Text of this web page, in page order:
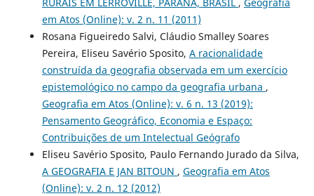
em Atos (Online): v. 2 n. 11 (2011)
Rosana Figueiredo Salvi, Cláudio Smalley Soares
Pereira, Eliseu Savério Sposito, A racionalidade
construída da geografia observada em um exercício
epistemológico no campo da geografia urbana ,
Geografia em Atos (Online): v. 6 n. 13 (2019):
Pensamento Geográfico, Economia e Espaço:
Contribuições de um Intelectual Geógrafo
Eliseu Savério Sposito, Paulo Fernando Jurado da Silva,
A GEOGRAFIA E JAN BITOUN , Geografia em Atos
(Online): v. 2 n. 12 (2012)